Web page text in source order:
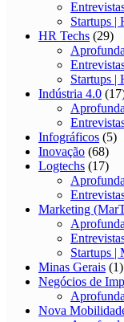
Startups |
HR Techs (29)
Startups |
Indústria 4.0
Infográficos (5)
Inovação (68)
Logtechs (17)
Marketing
Startups |
Minas Gerais (1)
Negócios de
Nova